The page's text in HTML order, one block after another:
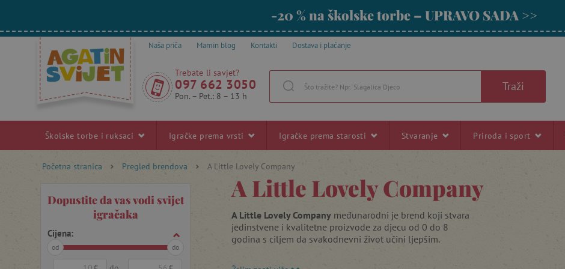
-20 % na školske torbe – UPRAVO SADA >>
Naša priča Mamin blog Kontakti Dostava i plaćanje
Trebate li savjet?
097 662 3050
Pon. – Pet.: 8 – 13 h
Traži
Školske torbe i ruksaci Igračke prema vrsti Igračke prema starosti Stvaranje Priroda i sport
Početna stranica Pregled brendova A Little Lovely Company
Dopustite da vas vodi svijet
igračaka
Cijena:
od do
A Little Lovely Company
A Little Lovely Company međunarodni je brend koji stvara
jedinstvene i kvalitetne proizvode za djecu od 0 do 8
godina s ciljem da svakodnevni život učini ljepšim.